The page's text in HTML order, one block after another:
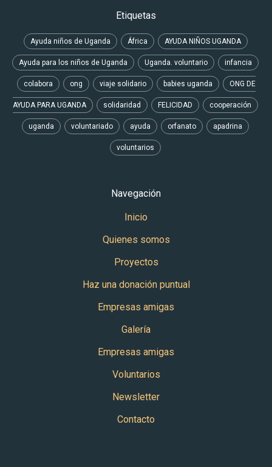
Etiquetas
Ayuda niños de Uganda África AYUDA NIÑOS UGANDA
Ayuda para los niños de Uganda Uganda. voluntario infancia
colabora ong viaje solidario babies uganda ONG DE
AYUDA PARA UGANDA solidaridad FELICIDAD cooperación
uganda voluntariado ayuda orfanato apadrina
voluntarios
Navegación
Inicio
Quienes somos
Proyectos
Haz una donación puntual
Empresas amigas
Galería
Empresas amigas
Voluntarios
Newsletter
Contacto